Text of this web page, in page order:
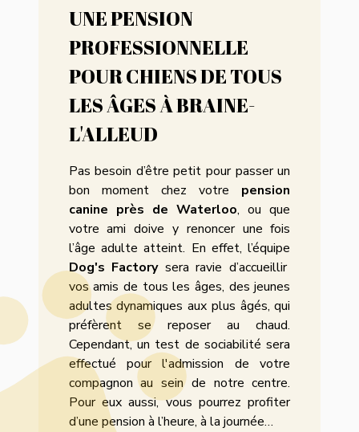
UNE PENSION
PROFESSIONNELLE
POUR CHIENS DE TOUS
LES ÂGES À BRAINE-
L'ALLEUD
Pas besoin d’être petit pour passer un
bon moment chez votre pension
canine près de Waterloo, ou que
votre ami doive y renoncer une fois
l’âge adulte atteint. En effet, l’équipe
Dog's Factorysera ravie d’accueillir
vos amis de tous les âges, des jeunes
adultes dynamiques aux plus âgés, qui
préfèrent se reposer au chaud.
Cependant, un test de sociabilité sera
effectué pour l'admission de votre
compagnon au sein de notre centre.
Pour eux aussi, vous pourrez profiter
d’une pension à l’heure, à la journée…